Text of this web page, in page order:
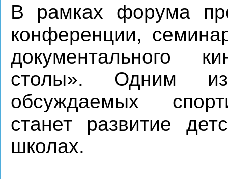
В рамках форума
конференции,
документального
столы». Одним
обсуждаемых
станет развитие
школах.